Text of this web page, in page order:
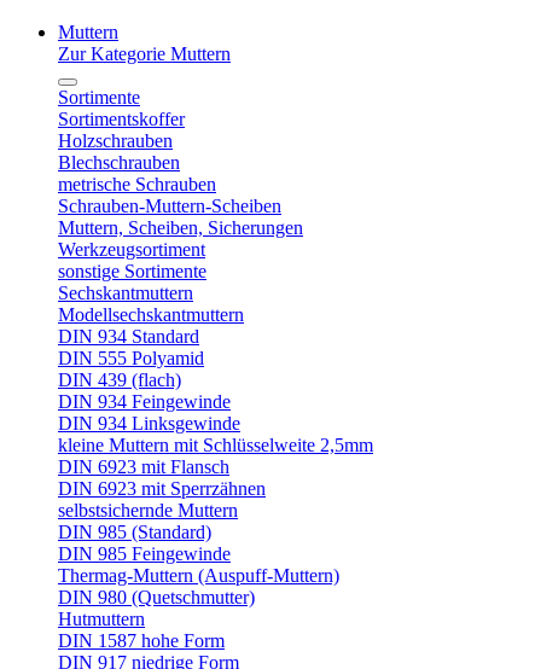
Muttern
Zur Kategorie Muttern
Sortimente
Sortimentskoffer
Holzschrauben
Blechschrauben
metrische Schrauben
Schrauben-Muttern-Scheiben
Muttern, Scheiben, Sicherungen
Werkzeugsortiment
sonstige Sortimente
Sechskantmuttern
Modellsechskantmuttern
DIN 934 Standard
DIN 555 Polyamid
DIN 439 (flach)
DIN 934 Feingewinde
DIN 934 Linksgewinde
kleine Muttern mit Schlüsselweite 2,5mm
DIN 6923 mit Flansch
DIN 6923 mit Sperrzähnen
selbstsichernde Muttern
DIN 985 (Standard)
DIN 985 Feingewinde
Thermag-Muttern (Auspuff-Muttern)
DIN 980 (Quetschmutter)
Hutmuttern
DIN 1587 hohe Form
DIN 917 niedrige Form